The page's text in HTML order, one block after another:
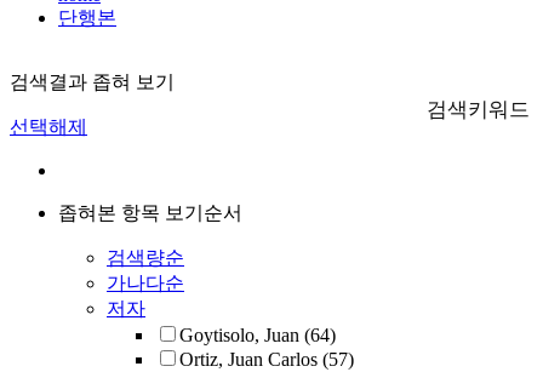
단행본
검색결과 좁혀 보기
선택해제
좁혀본 항목 보기순서
검색량순
가나다순
저자
Goytisolo, Juan (64)
Ortiz, Juan Carlos (57)
검색키워드